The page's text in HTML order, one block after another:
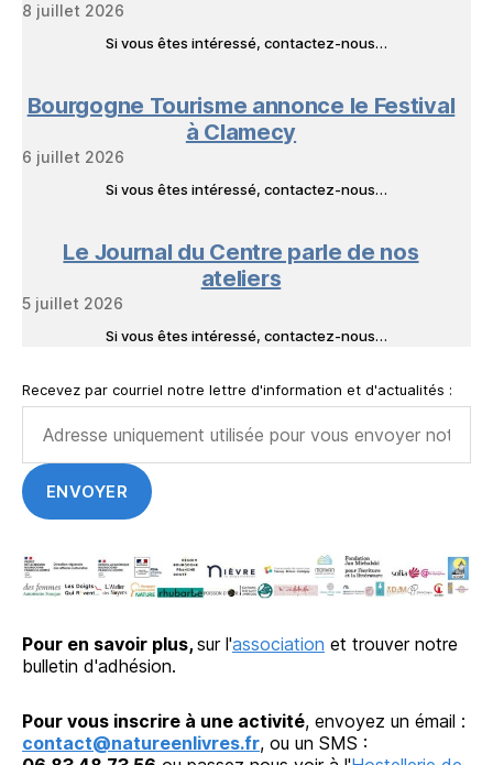
8 juillet 2026
Si vous êtes intéressé, contactez-nous…
Bourgogne Tourisme annonce le Festival
à Clamecy
6 juillet 2026
Si vous êtes intéressé, contactez-nous…
Le Journal du Centre parle de nos
ateliers
5 juillet 2026
Si vous êtes intéressé, contactez-nous…
Recevez par courriel notre lettre d'information et d'actualités :
Pour en savoir plus, sur l'association et trouver notre
bulletin d'adhésion.
Pour vous inscrire à une activité, envoyez un émail :
contact@natureenlivres.fr, ou un SMS :